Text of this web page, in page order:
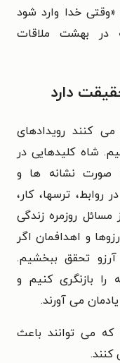
«وقتی خدا وارد شود
در بهشت ملاقات
دارد
کنند رویدادهای
شاه کلیدهایی در
صورت نشانه ها و
ترسها، کار،
مسائل روزمره زندگی
و اهدافمان اگر
تحقق ببخشیم.
را بازنگری کنیم و
می آورند.
که می توانند باعث
کنند.